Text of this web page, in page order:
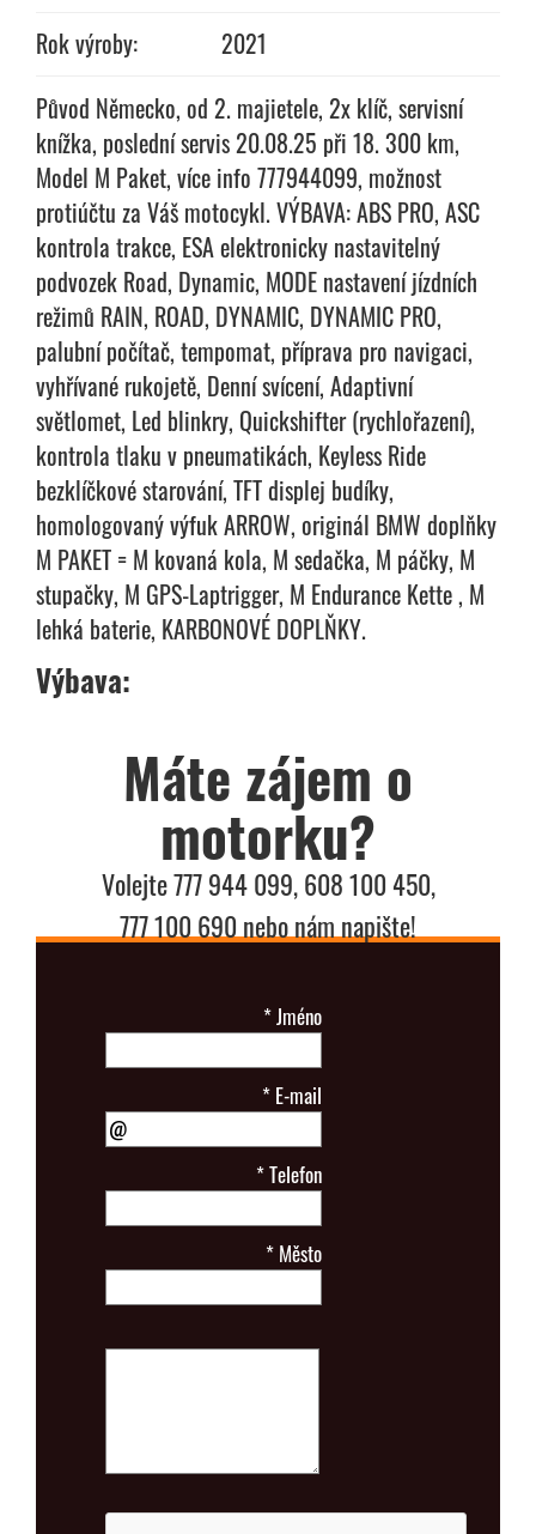
Rok výroby:
2021
Původ Německo, od 2. majietele, 2x klíč, servisní
knížka, poslední servis 20.08.25 při 18. 300 km,
Model M Paket, více info 777944099, možnost
protiúčtu za Váš motocykl. VÝBAVA: ABS PRO, ASC
kontrola trakce, ESA elektronicky nastavitelný
podvozek Road, Dynamic, MODE nastavení jízdních
režimů RAIN, ROAD, DYNAMIC, DYNAMIC PRO,
palubní počítač, tempomat, příprava pro navigaci,
vyhřívané rukojetě, Denní svícení, Adaptivní
světlomet, Led blinkry, Quickshifter (rychlořazení),
kontrola tlaku v pneumatikách, Keyless Ride
bezklíčkové starování, TFT displej budíky,
homologovaný výfuk ARROW, originál BMW doplňky
M PAKET = M kovaná kola, M sedačka, M páčky, M
stupačky, M GPS-Laptrigger, M Endurance Kette , M
lehká baterie, KARBONOVÉ DOPLŇKY.
Výbava:
Máte zájem o
motorku?
Volejte 777 944 099, 608 100 450,
777 100 690 nebo nám napište!
*Jméno
* E-mail
*Telefon
* Město